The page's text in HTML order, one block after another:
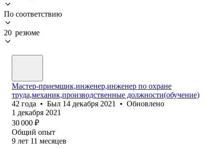
По соответствию
20 резюме
Мастер-приемщик,инженер,инженер по охране
труда,механик,производственные должности(обучение)
42 года • Был 14 декабря 2021 • Обновлено
1 декабря 2021
30 000 ₽
Общий опыт
9 лет 11 месяцев